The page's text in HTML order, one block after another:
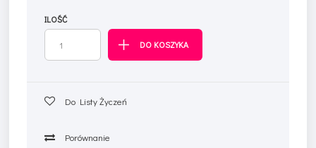
ILOŚĆ
Do Listy Życzeń
Porównanie